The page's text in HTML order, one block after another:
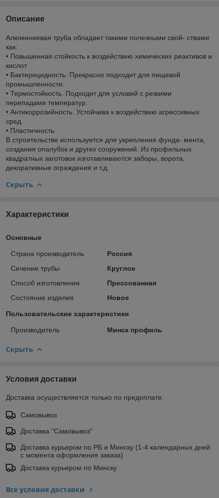
Описание
Алюминиевая труба обладает такими полезными свой- ствами
как:
• Повышенная стойкость к воздействию химических реактивов и
кислот
• Бактерицидность. Прекрасно подходит для пищевой
промышленности.
• Термостойкость. Подходит для условий с резкими
перепадами температур.
• Антикоррозийность. Устойчива к воздействию агрессивных
сред.
• Пластичность
В строительстве используется для укрепления фунда- мента,
создания опалубок и других сооружений. Из профильных
квадратных заготовок изготавливаются заборы, ворота,
декоративные ограждения и т.д.
Скрыть
Характеристики
Основные
Страна производитель
Россия
Сечение трубы
Круглое
Способ изготовления
Прессованная
Состояние изделия
Новое
Пользовательские характеристики
Производитель Минск профиль
Скрыть
Условия доставки
Доставка осуществляется только по предоплате.
Самовывоз
Доставка "Самовывоз"
Доставка курьером по РБ и Минску (1-4 календарных дней
с момента оформления заказа)
Доставка курьером по Минску
Все условия доставки